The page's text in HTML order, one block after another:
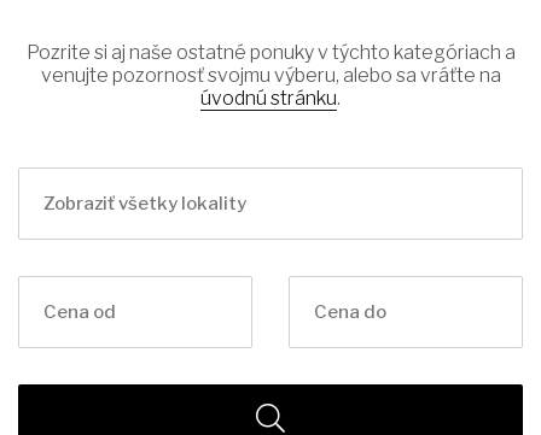
Pozrite si aj naše ostatné ponuky v týchto kategóriach a
venujte pozornosť svojmu výberu, alebo sa vráťte na
úvodnú stránku.